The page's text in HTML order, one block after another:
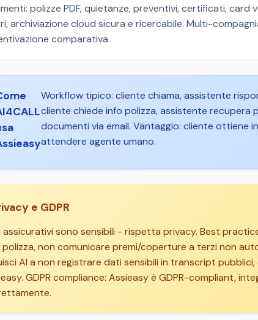
polizze PDF, quietanze, preventivi, certificati, card
archiviazione cloud sicura e ricercabile. Multi-
comparativa.
Workflow tipico: cliente chiama, assistente
cliente chiede info polizza, assistente recupera
documenti via email. Vantaggio: cliente ottiene
attendere agente umano.
e GDPR
assicurativi sono sensibili - rispetta privacy. Best
non comunicare premi/coperture a terzi non
AI a non registrare dati sensibili in transcript
GDPR compliance: Assieasy è GDPR-compliant,